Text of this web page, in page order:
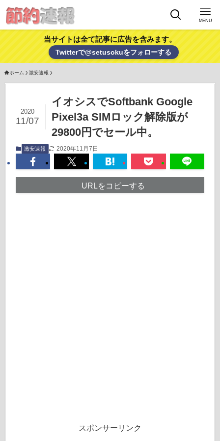
MENU
当サイトは全て記事に広告を含みます。
Twitterで@setusokuをフォローする
ホーム 激安速報
イオシスでSoftbank Google
Pixel3a SIMロック解除版が
29800円でセール中。
2020
11/07
激安速報 2020年11月7日
URLをコピーする
スポンサーリンク